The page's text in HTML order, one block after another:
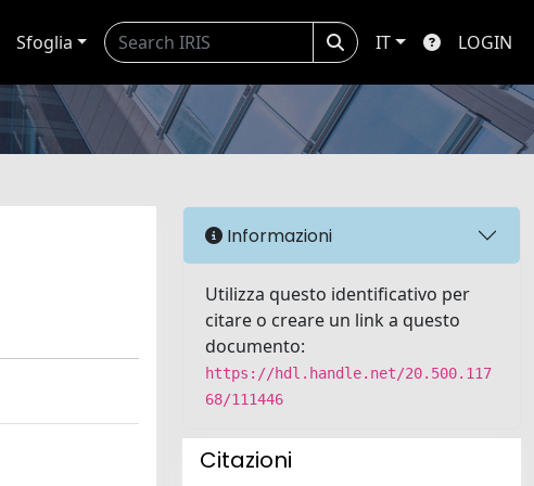
Sfoglia IT LOGIN
Informazioni
Utilizza questo identificativo per
citare o creare un link a questo
documento:
https://hdl.handle.net/20.500.117
68/111446
Citazioni